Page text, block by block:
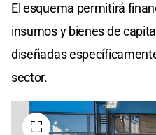
El esquema permitirá
insumos y bienes de
diseñadas
sector.